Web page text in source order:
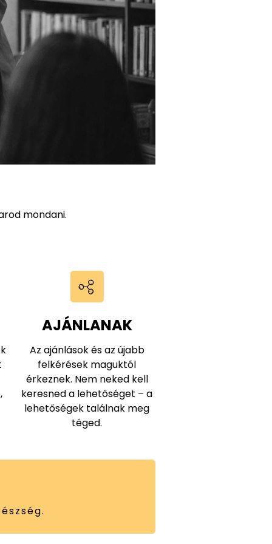
mondani.
AJÁNLANAK
Az ajánlások és az újabb
felkérések maguktól
érkeznek. Nem neked kell
keresned a lehetőséget – a
lehetőségek találnak meg
téged.